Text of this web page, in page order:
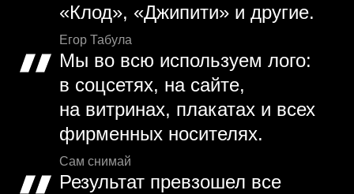
«Клод», «Джипити» и другие.
Егор Табула
Мы во всю используем лого:
в соцсетях, на сайте,
на витринах, плакатах и всех
фирменных носителях.
Сам снимай
Результат превзошел все